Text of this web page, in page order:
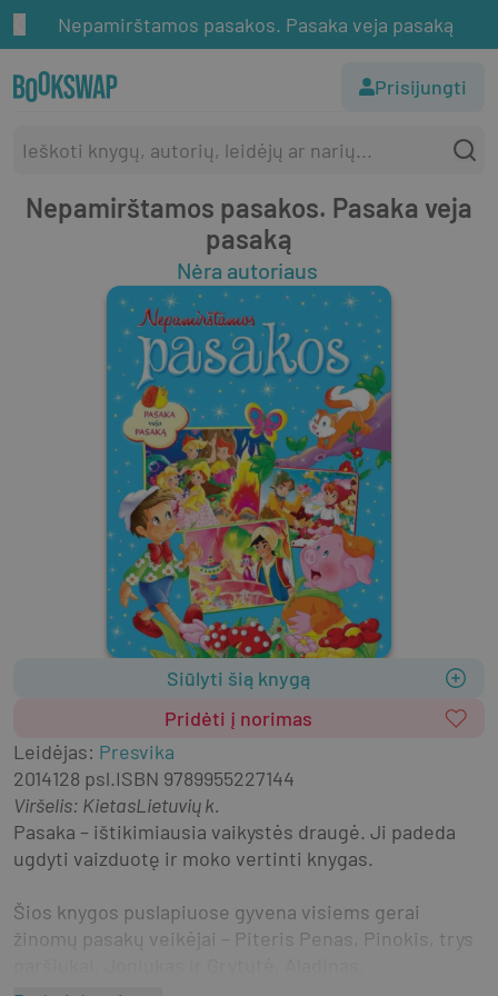
Nepamirštamos pasakos. Pasaka veja pasaką
Prisijungti
Nepamirštamos pasakos. Pasaka veja
pasaką
Nėra autoriaus
Siūlyti šią knygą
Pridėti į norimas
Leidėjas: Presvika
2014128 psl.ISBN 9789955227144
Viršelis: KietasLietuvių k.
Pasaka – ištikimiausia vaikystės draugė. Ji padeda
ugdyti vaizduotę ir moko vertinti knygas.
Šios knygos puslapiuose gyvena visiems gerai
žinomų pasakų veikėjai – Piteris Penas, Pinokis, trys